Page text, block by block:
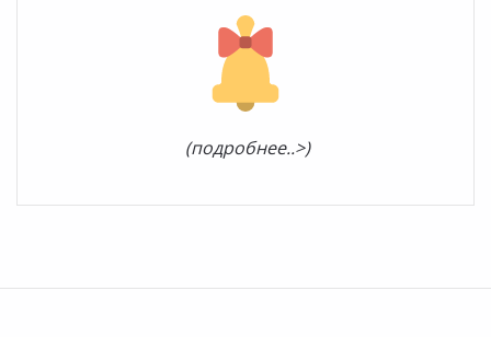
(подробнее..>)